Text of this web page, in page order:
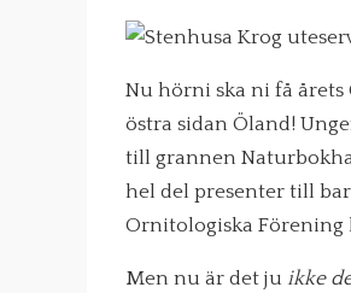
Nu hörni ska ni få årets
östra sidan Öland!
till grannen
hel del presenter till
Ornitologiska
Men nu är det ju ikke